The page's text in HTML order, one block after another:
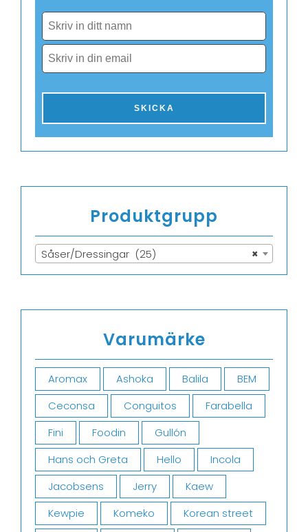
Produktgrupp
×
Såser/Dressingar (25)
Varumärke
Aromax Ashoka Balila
BEM
Ceconsa
Conguitos
Farabella
Fini
Foodin
Gullón
Hans och Greta
Hello
Incola
Jacobsens
Jerry
Kaew
Kewpie
Komeko
Korean street